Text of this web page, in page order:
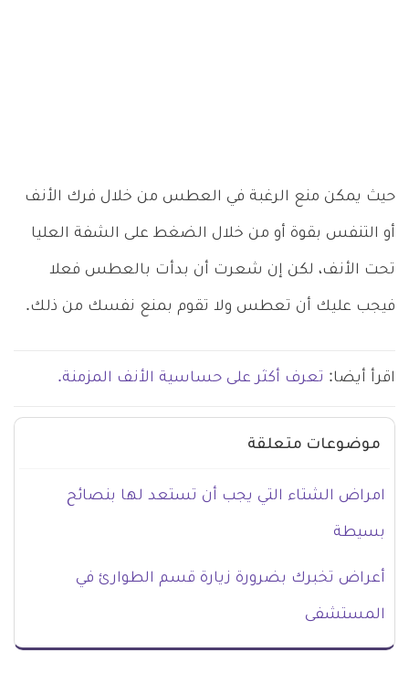
حيث يمكن منع الرغبة في العطس من خلال فرك الأنف
أو التنفس بقوة أو من خلال الضغط على الشفة العليا
تحت الأنف، لكن إن شعرت أن بدأت بالعطس فعلا
فيجب عليك أن تعطس ولا تقوم بمنع نفسك من ذلك.
اقرأ أيضا: تعرف أكثر على حساسية الأنف المزمنة.
موضوعات متعلقة
امراض الشتاء التي يجب أن تستعد لها بنصائح
بسيطة
أعراض تخبرك بضرورة زيارة قسم الطوارئ في
المستشفى